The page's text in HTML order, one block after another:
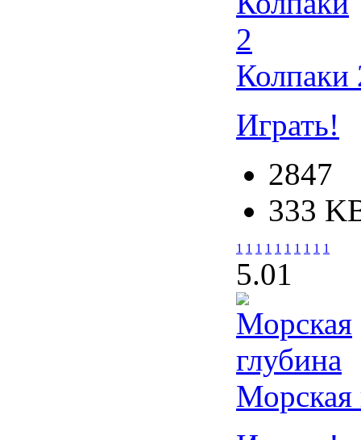
Колпаки
Играть!
2847
333
1 1 1 1 1 1 1 1 1 1
5.01
Морская